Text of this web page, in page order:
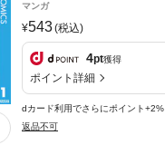
マンガ
543(税込)
4pt獲得
ポイント詳細
dカード利用でさらにポイント+2%
返品不可